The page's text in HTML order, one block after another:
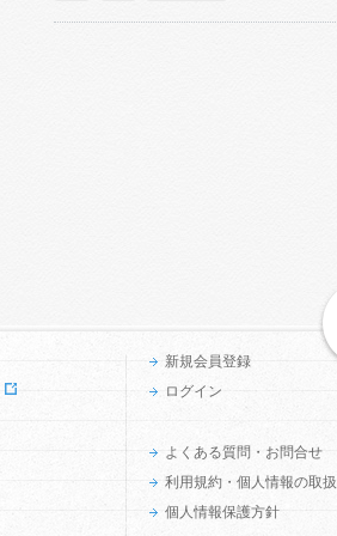
新規会員登録
ログイン
よくある質問・お問合せ
利用規約・個人情報の取扱
個人情報保護方針